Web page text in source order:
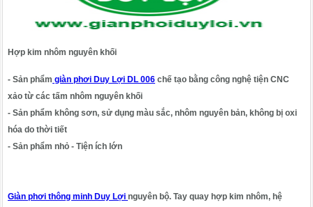
Hợp kim nhôm nguyên khối
- Sản phẩm giàn phơi Duy Lợi DL 006 chế tạo bằng công nghệ tiện CNC
xảo từ các tấm nhôm nguyên khối
- Sản phẩm không sơn, sử dụng màu sắc, nhôm nguyên bản, không bị oxi
hóa do thời tiết
- Sản phẩm nhỏ - Tiện ích lớn
Giàn phơi thông minh Duy Lợinguyên bộ. Tay quay hợp kim nhôm, hệ